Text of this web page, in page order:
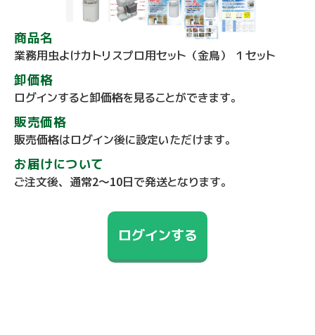
商品名
業務用虫よけカトリスプロ用セット（金鳥） １セット
卸価格
ログインすると卸価格を見ることができます。
販売価格
販売価格はログイン後に設定いただけます。
お届けについて
ご注文後、通常2～10日で発送となります。
ログインする